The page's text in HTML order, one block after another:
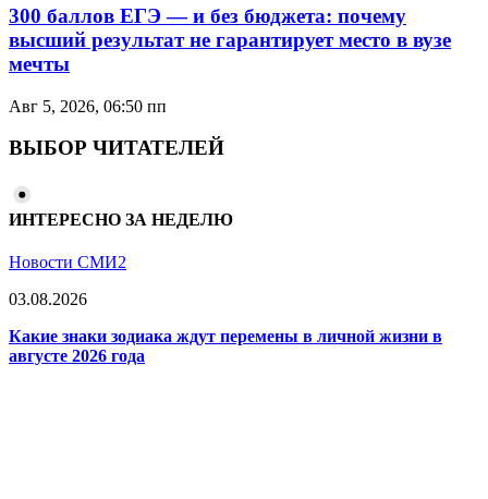
300 баллов ЕГЭ — и без бюджета: почему
высший результат не гарантирует место в вузе
мечты
Авг 5, 2026, 06:50 пп
ВЫБОР ЧИТАТЕЛЕЙ
ИНТЕРЕСНО ЗА НЕДЕЛЮ
Новости СМИ2
03.08.2026
Какие знаки зодиака ждут перемены в личной жизни в
августе 2026 года